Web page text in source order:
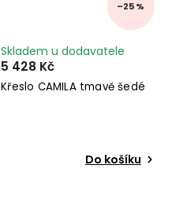
–25 %
Křeslo CAMILA tmavě šedé
Skladem u dodavatele
5 428 Kč
Do košíku